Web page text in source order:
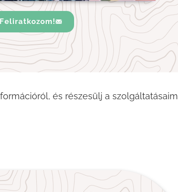
Feliratkozom!
és részesülj a szolgáltatásaim